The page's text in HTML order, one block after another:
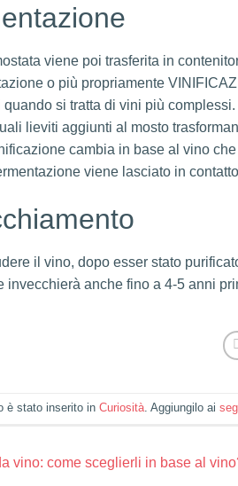
viene poi trasferita in
o più propriamente
quando si tratta di vini più
lieviti aggiunti al mosto
cambia in base al vino
viene lasciato in
il vino, dopo esser stato
invecchierà anche fino a 4-5 anni
è stato inserito in Curiosità. Aggiungilo ai
vino: come sceglierli in base al